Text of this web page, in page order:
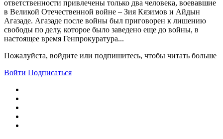
ответственности привлечены только два человека, воевавшие
в Великой Отечественной войне – Зия Кязимов и Айдын
Агазаде. Агазаде после войны был приговорен к лишению
свободы по делу, которое было заведено еще до войны, в
настоящее время Генпрокуратура...
Пожалуйста, войдите или подпишитесь, чтобы читать больше
Войти Подписаться